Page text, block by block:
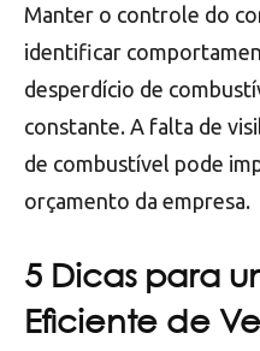
Manter o controle do
identificar
desperdício de
constante. A falta de
de combustível pode
orçamento da empresa.
5 Dicas para
Eficiente de